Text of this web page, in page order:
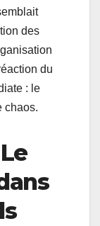
des
du
: le
chaos.